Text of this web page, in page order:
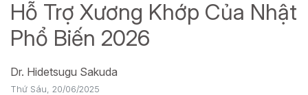
Hỗ Trợ Xương Khớp Của Nhật
Phổ Biến 2026
Dr. Hidetsugu Sakuda
Thứ Sáu, 20/06/2025